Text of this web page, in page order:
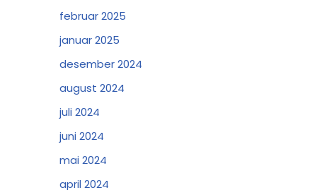
februar 2025
januar 2025
desember 2024
august 2024
juli 2024
juni 2024
mai 2024
april 2024